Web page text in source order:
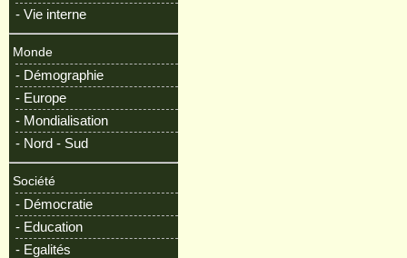
- Vie interne
Monde
- Démographie
- Europe
- Mondialisation
- Nord - Sud
Société
- Démocratie
- Education
- Egalités